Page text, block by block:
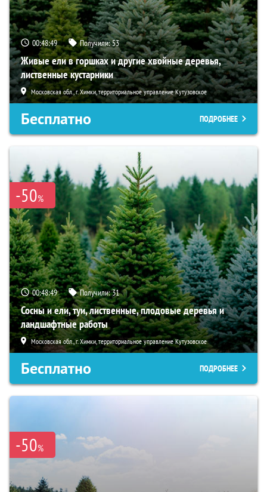
00:48:49 Получили:53
Живые ели в горшках и другие хвойные деревья,
лиственные кустарники
Московская обл., г. Химки, территориальное управление Кутузовское
Бесплатно ПОДРОБНЕЕ
-50%
00:48:49 Получили:31
Сосны и ели, туи, лиственные, плодовые деревья и
ландшафтные работы
Московская обл., г. Химки, территориальное управление Кутузовское
Бесплатно ПОДРОБНЕЕ
-50%